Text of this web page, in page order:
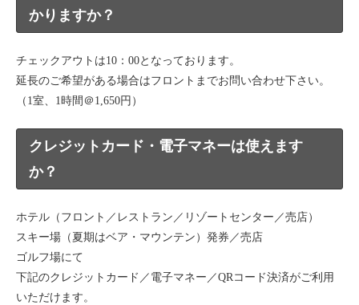
かりますか？
チェックアウトは10：00となっております。
延長のご希望がある場合はフロントまでお問い合わせ下さい。
（1室、1時間＠1,650円）
クレジットカード・電子マネーは使えます
か？
ホテル（フロント／レストラン／リゾートセンター／売店）
スキー場（夏期はベア・マウンテン）発券／売店
ゴルフ場にて
下記のクレジットカード／電子マネー／QRコード決済がご利用
いただけます。